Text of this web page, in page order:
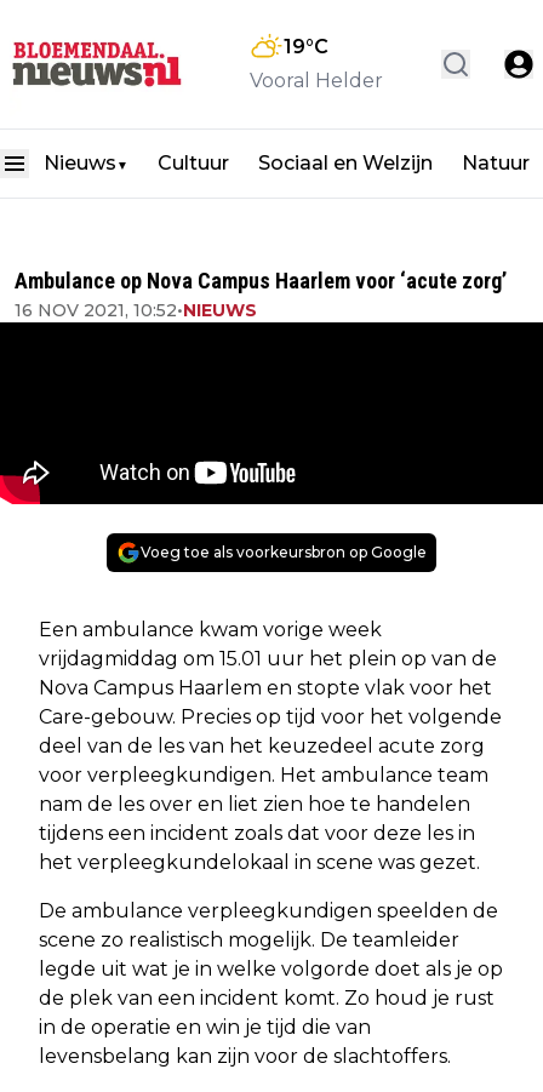
19°C
Vooral Helder
Nieuws ▼ Cultuur Sociaal en Welzijn Natuur
Ambulance op Nova Campus Haarlem voor ‘acute zorg’
16 NOV 2021, 10:52•NIEUWS
Voeg toe als voorkeursbron op Google
Een ambulance kwam vorige week
vrijdagmiddag om 15.01 uur het plein op van de
Nova Campus Haarlem en stopte vlak voor het
Care-gebouw. Precies op tijd voor het volgende
deel van de les van het keuzedeel acute zorg
voor verpleegkundigen. Het ambulance team
nam de les over en liet zien hoe te handelen
tijdens een incident zoals dat voor deze les in
het verpleegkundelokaal in scene was gezet.
De ambulance verpleegkundigen speelden de
scene zo realistisch mogelijk. De teamleider
legde uit wat je in welke volgorde doet als je op
de plek van een incident komt. Zo houd je rust
in de operatie en win je tijd die van
levensbelang kan zijn voor de slachtoffers.